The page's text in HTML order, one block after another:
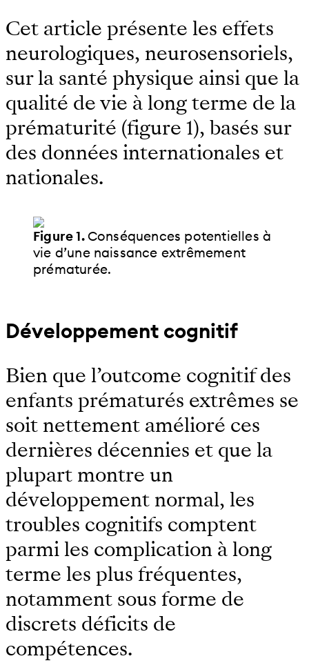
Cet article présente les effets
neurologiques, neurosensoriels,
sur la santé physique ainsi que la
qualité de vie à long terme de la
prématurité (figure 1), basés sur
des données internationales et
nationales.
Figure 1.Conséquences potentielles à
vie d’une naissance extrêmement
prématurée.
Développement cognitif
Bien que l’outcome cognitif des
enfants prématurés extrêmes se
soit nettement amélioré ces
dernières décennies et que la
plupart montre un
développement normal, les
troubles cognitifs comptent
parmi les complication à long
terme les plus fréquentes,
notamment sous forme de
discrets déficits de
compétences.